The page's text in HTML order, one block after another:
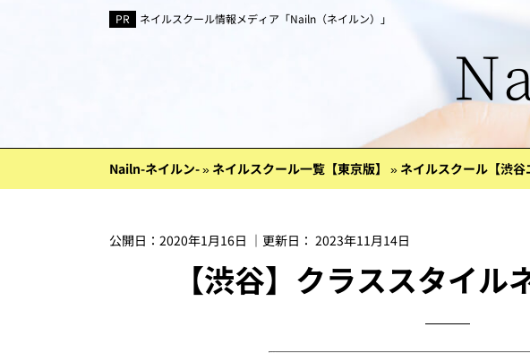
ネイルスクール情報メディア「Nailn（ネイルン）」
Nailn-ネイルン-» ネイルスクール一覧【東京版】 » ネイルスクール【渋谷
公開日： 2020年1月16日 ｜更新日： 2023年11月14日
【渋谷】クラススタイル